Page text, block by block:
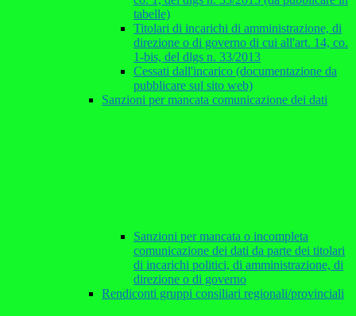
tabelle)
Titolari di incarichi di amministrazione, di
direzione o di governo di cui all'art. 14, co.
1-bis, del dlgs n. 33/2013
Cessati dall'incarico (documentazione da
pubblicare sul sito web)
Sanzioni per mancata comunicazione dei dati
Sanzioni per mancata o incompleta
comunicazione dei dati da parte dei titolari
di incarichi politici, di amministrazione, di
direzione o di governo
Rendiconti gruppi consiliari regionali/provinciali